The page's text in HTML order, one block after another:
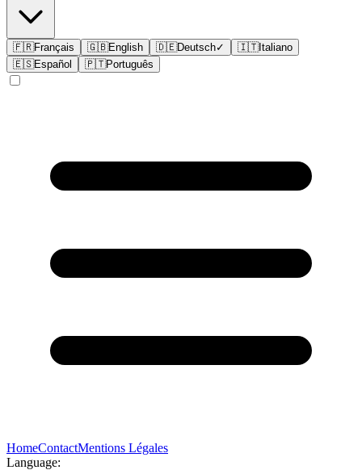
🇫🇷Français 🇬🇧English 🇩🇪Deutsch✓ 🇮🇹Italiano
🇪🇸Español 🇵🇹Português
HomeContactMentions Légales
Language: